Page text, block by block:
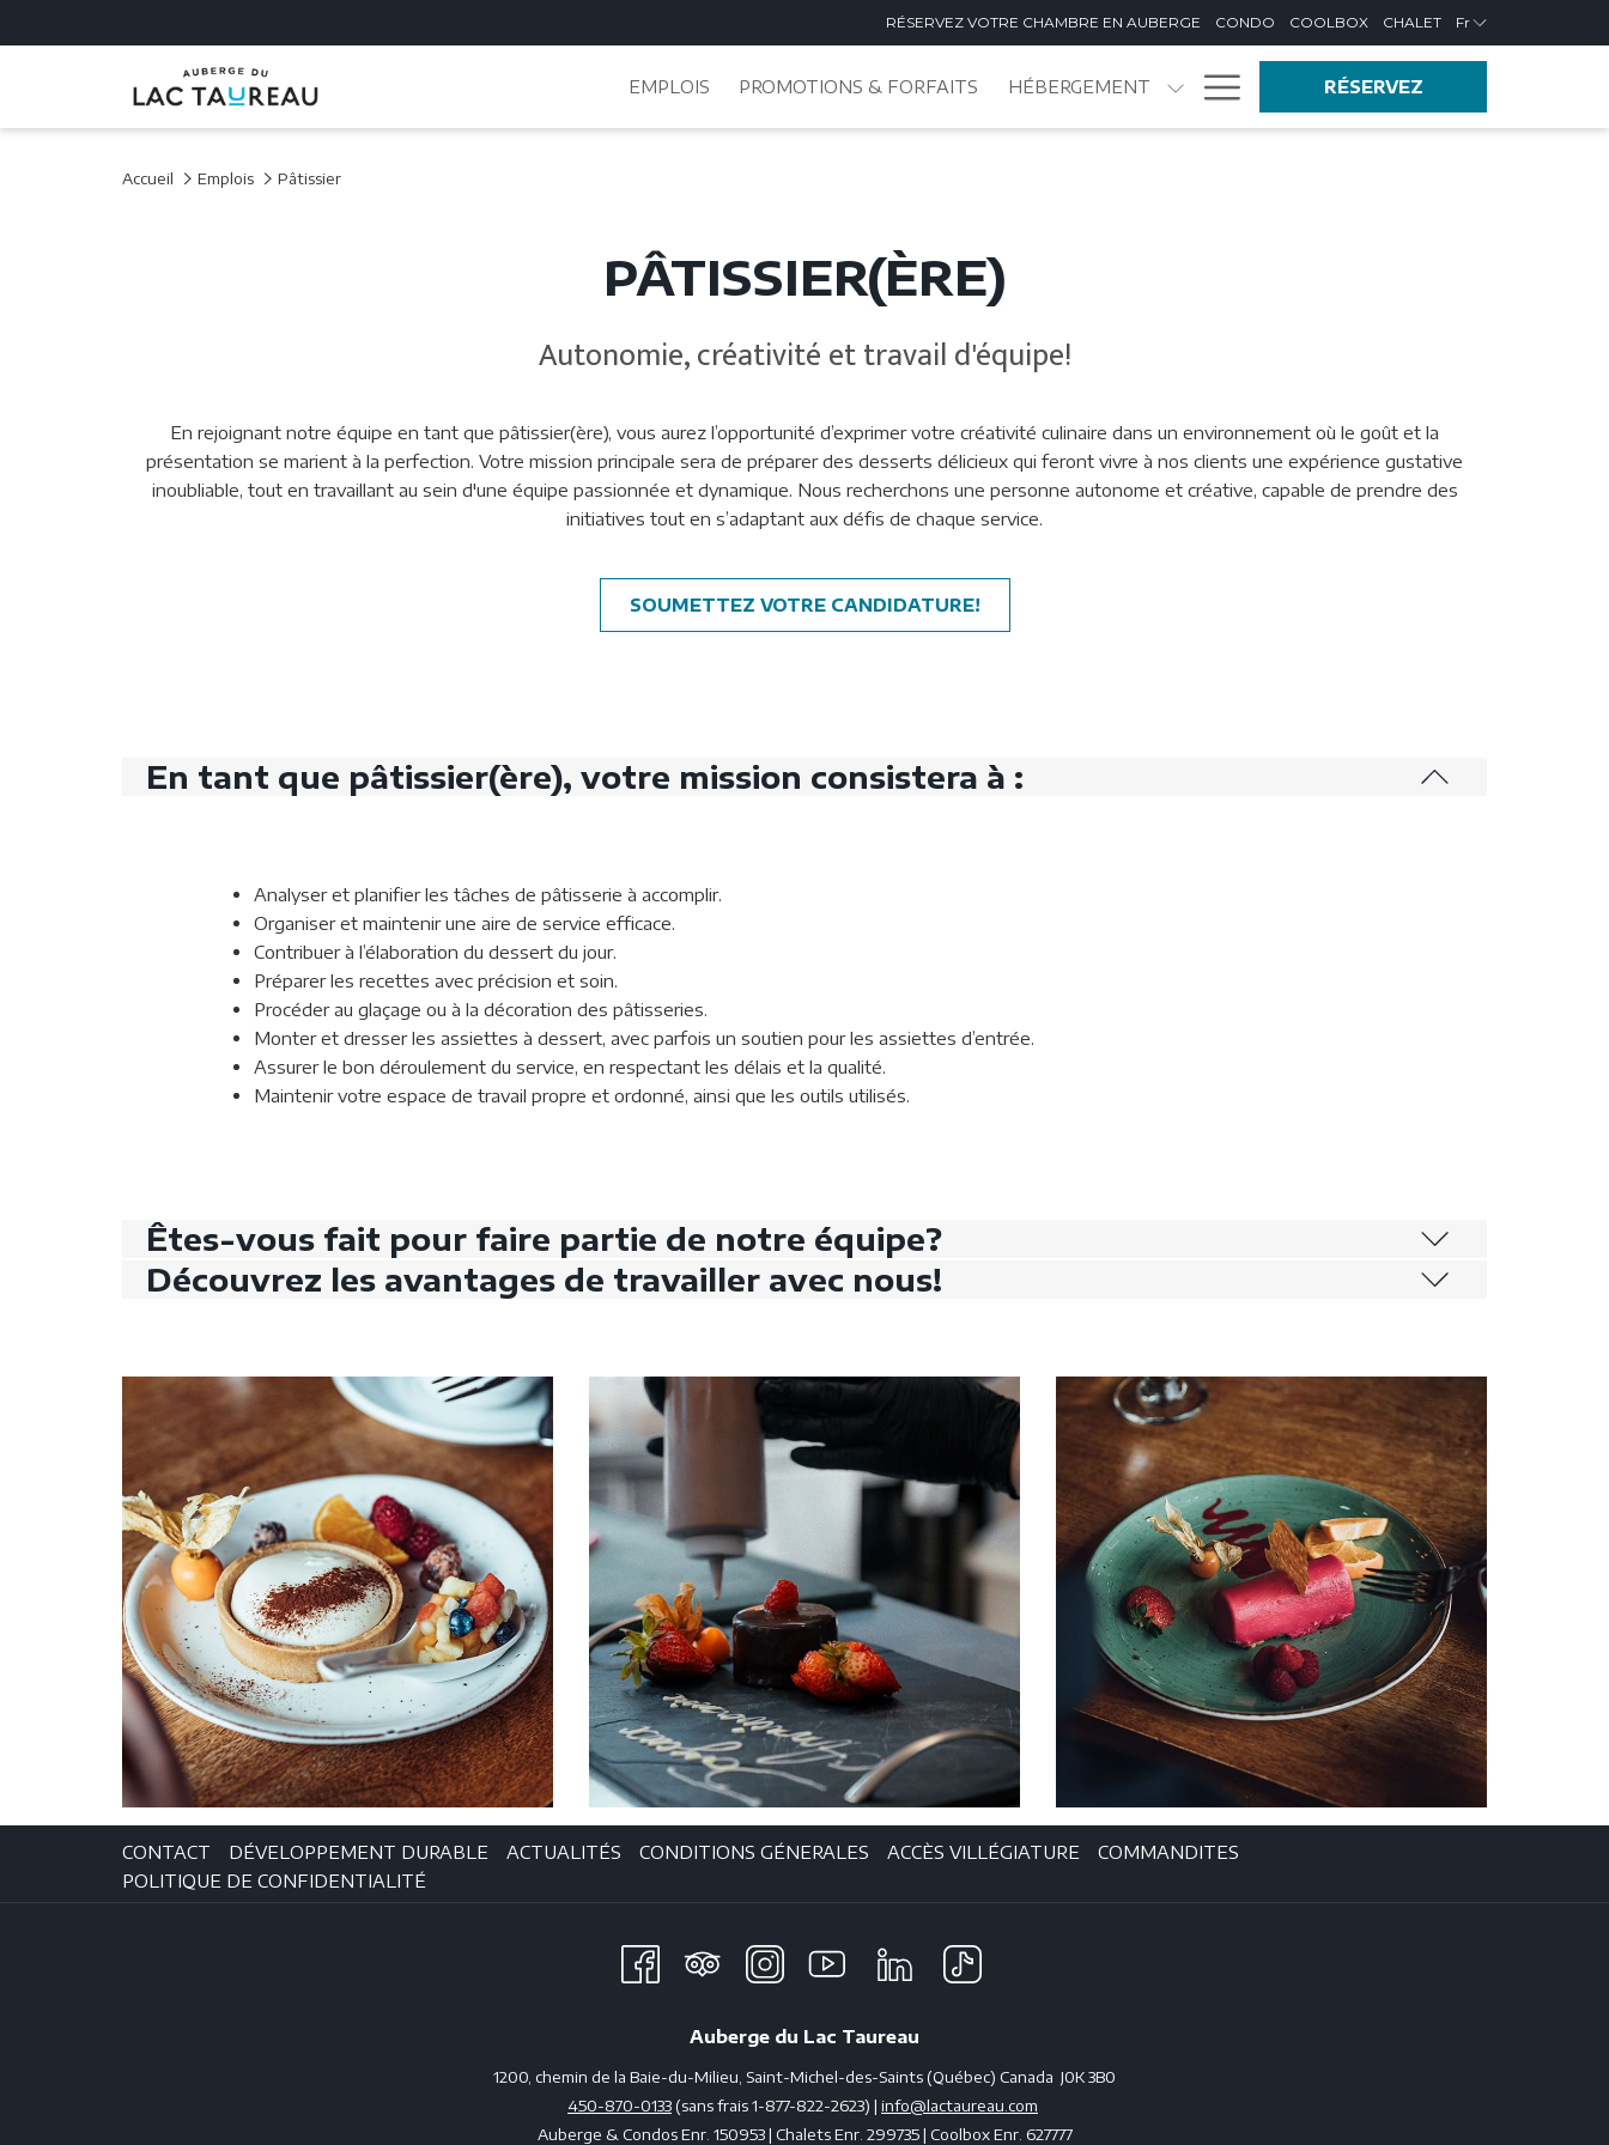
RÉSERVEZ VOTRE CHAMBRE EN AUBERGE CONDO COOLBOX CHALET Fr
EMPLOIS PROMOTIONS & FORFAITS HÉBERGEMENT Hamburger
Menu
RÉSERVEZ
Accueil Emplois Pâtissier
PÂTISSIER(ÈRE)
Autonomie, créativité et travail d'équipe!
En rejoignant notre équipe en tant que pâtissier(ère), vous aurez l’opportunité d’exprimer votre créativité culinaire dans un environnement où le goût et la
présentation se marient à la perfection. Votre mission principale sera de préparer des desserts délicieux qui feront vivre à nos clients une expérience gustative
inoubliable, tout en travaillant au sein d'une équipe passionnée et dynamique. Nous recherchons une personne autonome et créative, capable de prendre des
initiatives tout en s’adaptant aux défis de chaque service.
SOUMETTEZ VOTRE CANDIDATURE!
En tant que pâtissier(ère), votre mission consistera à :
Analyser et planifier les tâches de pâtisserie à accomplir.
Organiser et maintenir une aire de service efficace.
Contribuer à l’élaboration du dessert du jour.
Préparer les recettes avec précision et soin.
Procéder au glaçage ou à la décoration des pâtisseries.
Monter et dresser les assiettes à dessert, avec parfois un soutien pour les assiettes d’entrée.
Assurer le bon déroulement du service, en respectant les délais et la qualité.
Maintenir votre espace de travail propre et ordonné, ainsi que les outils utilisés.
Êtes-vous fait pour faire partie de notre équipe?
Découvrez les avantages de travailler avec nous!
CONTACT DÉVELOPPEMENT DURABLE ACTUALITÉS CONDITIONS GÉNERALES ACCÈS VILLÉGIATURE
COMMANDITES
POLITIQUE DE CONFIDENTIALITÉ
Auberge du Lac Taureau
1200, chemin de la Baie-du-Milieu, Saint-Michel-des-Saints (Québec) Canada J0K 3B0
450-870-0133 (sans frais 1-877-822-2623) | info@lactaureau.com
Auberge & Condos Enr. 150953 | Chalets Enr. 299735 | Coolbox Enr. 627777